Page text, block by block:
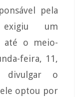
pela
exigiu um
até o meio-
feira, 11,
divulgar o
optou por